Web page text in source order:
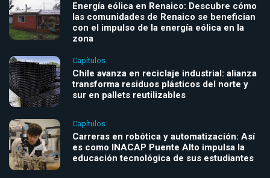
Energía eólica en Renaico: Descubre cómo
las comunidades de Renaico se benefician
con el impulso de la energía eólica en la
zona
Capítulos
Chile avanza en reciclaje industrial: alianza
transforma residuos plásticos del norte y
sur en pallets reutilizables
Capítulos
Carreras en robótica y automatización: Así
es como INACAP Puente Alto impulsa la
educación tecnológica de sus estudiantes